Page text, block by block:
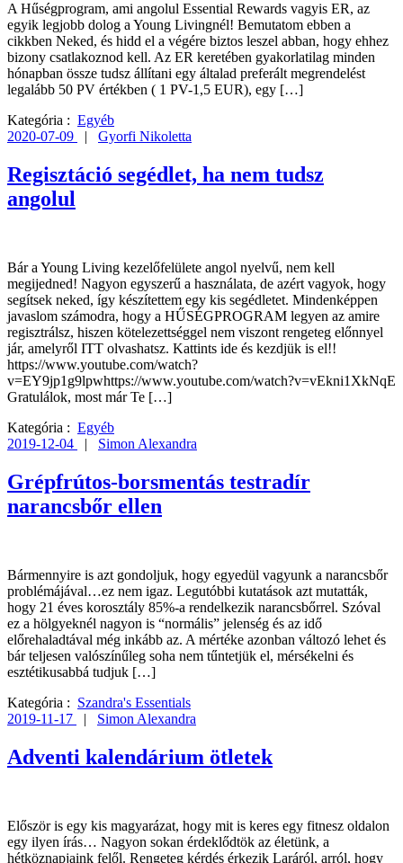
A Hűségprogram, ami angolul Essential Rewards vagyis ER, az
egyik legjobb dolog a Young Livingnél! Bemutatom ebben a
cikkben Neked, és hidd el a végére biztos leszel abban, hogy ehhez
bizony csatlakoznod kell. Az ER keretében gyakorlatilag minden
hónapban össze tudsz állítani egy általad preferált megrendelést
legalább 50 PV értékben ( 1 PV-1,5 EUR), egy […]
Kategória : Egyéb
2020-07-09
| Gyorfi Nikoletta
Regisztáció segédlet, ha nem tudsz
angolul
Bár a Young Living kezelőfelülete angol nyelvű, nem kell
megijedned! Nagyon egyszerű a használata, de azért vagyok, hogy
segítsek neked, így készítettem egy kis segédletet. Mindenképpen
javaslom számodra, hogy a HŰSÉGPROGRAM legyen az amire
regisztrálsz, hiszen kötelezettséggel nem viszont rengeteg előnnyel
jár, amelyről ITT olvashatsz. Kattints ide és kezdjük is el!!
https://www.youtube.com/watch?
v=EY9jp1g9lpwhttps://www.youtube.com/watch?v=vEkni1XkNqE
Gratulálok, most már Te […]
Kategória : Egyéb
2019-12-04
| Simon Alexandra
Grépfrútos-borsmentás testradír
narancsbőr ellen
Bármennyire is azt gondoljuk, hogy egyedül vagyunk a narancsbőr
problémájával…ez nem igaz. Legutóbbi kutatások azt mutatták,
hogy 21 éves korosztály 85%-a rendelkezik narancsbőrrel. Szóval
ez a hölgyeknél nagyon is “normális” jelenség és az idő
előrehaladtával még inkább az. A mértéke azonban változó lehet és
bár teljesen valószínűleg soha nem tűntetjük el, mérsékelni és
esztétikusabbá tudjuk […]
Kategória : Szandra's Essentials
2019-11-17
| Simon Alexandra
Adventi kalendárium ötletek
Először is egy kis magyarázat, hogy mit is keres egy fitnesz oldalon
egy ilyen írás… Nagyon sokan érdeklődtök az életünk, a
hétköznapjaink felől. Rengeteg kérdés érkezik Laráról, arról, hogy